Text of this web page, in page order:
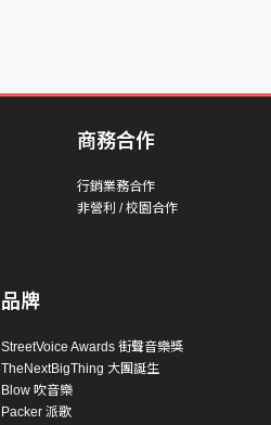
商務合作
行銷業務合作
非營利 / 校園合作
品牌
StreetVoice Awards 街聲音樂獎
TheNextBigThing 大團誕生
Blow 吹音樂
Packer 派歌